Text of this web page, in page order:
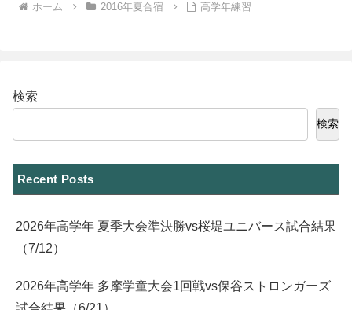
ホーム 2016年夏合宿 高学年練習
検索
検索
Recent Posts
2026年高学年 夏季大会準決勝vs桜堤ユニバース試合結果
（7/12）
2026年高学年 多摩学童大会1回戦vs保谷ストロンガーズ